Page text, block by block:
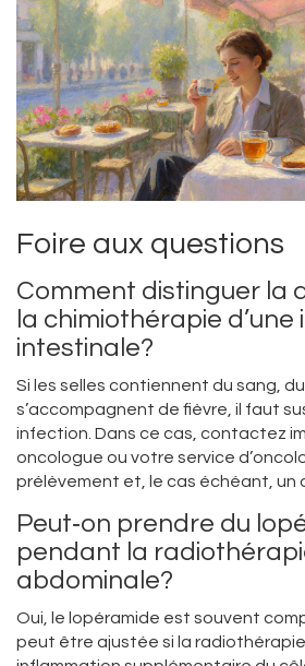
Foire aux questions
Comment distinguer la
la chimiothérapie
intestinale?
Si les selles contiennent du sang,
s’accompagnent de fièvre, il faut
infection. Dans ce cas, contactez
oncologue ou votre service
prélèvement et, le cas échéant, un
Peut‑on prendre du
pendant la
abdominale?
Oui, le lopéramide est souvent
peut être ajustée si la